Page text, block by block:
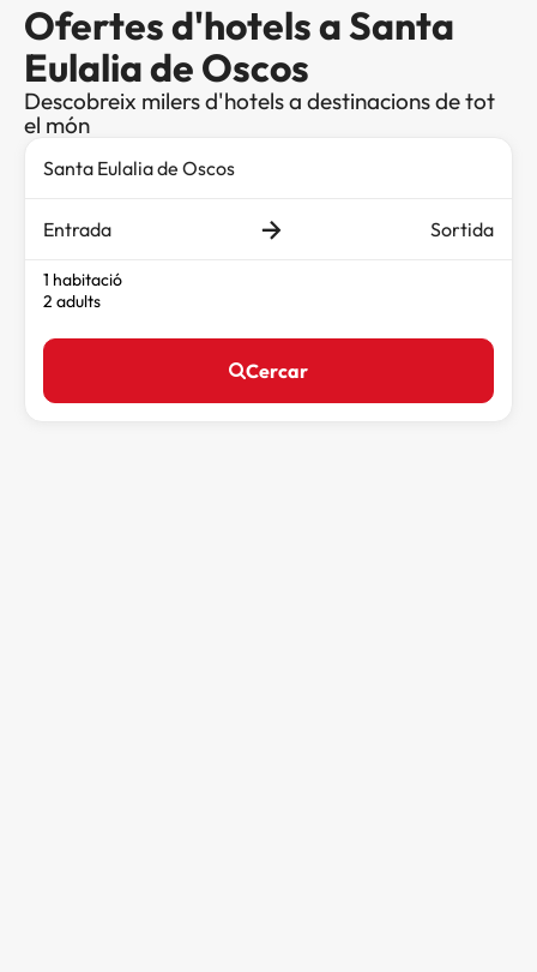
Ofertes d'hotels a Santa
Eulalia de Oscos
Descobreix milers d'hotels a destinacions de tot
el món
Entrada Sortida
1 habitació
2 adults
Cercar